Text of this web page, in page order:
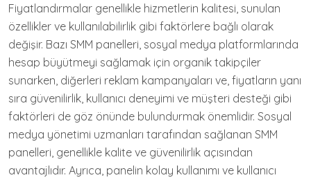
Fiyatlandırmalar genellikle hizmetlerin kalitesi, sunulan
özellikler ve kullanılabilirlik gibi faktörlere bağlı olarak
değişir. Bazı SMM panelleri, sosyal medya platformlarında
hesap büyütmeyi sağlamak için organik takipçiler
sunarken, diğerleri reklam kampanyaları ve, fiyatların yanı
sıra güvenilirlik, kullanıcı deneyimi ve müşteri desteği gibi
faktörleri de göz önünde bulundurmak önemlidir. Sosyal
medya yönetimi uzmanları tarafından sağlanan SMM
panelleri, genellikle kalite ve güvenilirlik açısından
avantajlıdır. Ayrıca, panelin kolay kullanımı ve kullanıcı